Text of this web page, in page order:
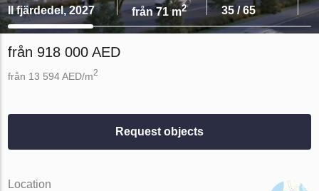
II fjärdedel, 2027 från 71 m2 35 / 65
från 918 000 AED
från 13 594 AED/m2
Request objects
Location